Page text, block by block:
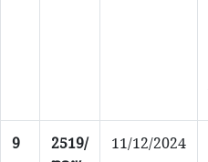
9
2519/
11/12/2024